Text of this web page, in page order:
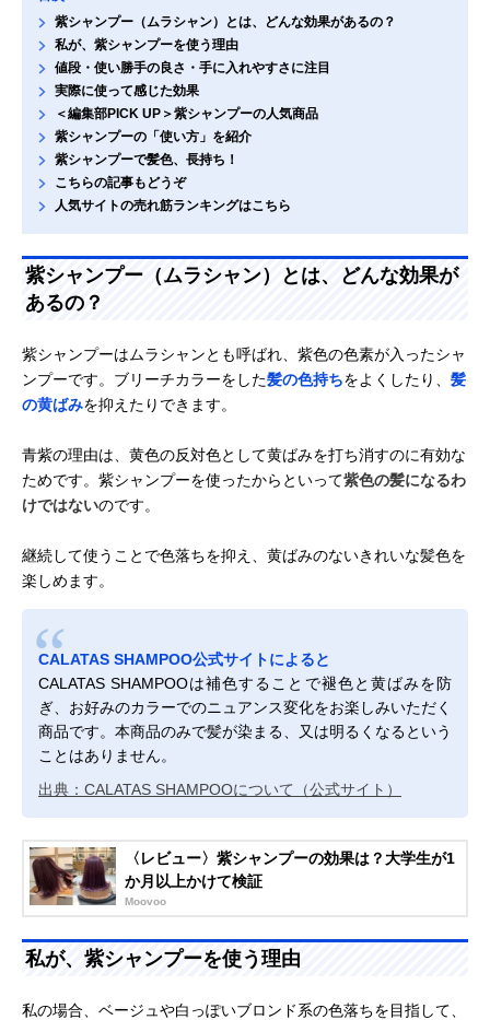
紫シャンプー（ムラシャン）とは、どんな効果があるの？
私が、紫シャンプーを使う理由
値段・使い勝手の良さ・手に入れやすさに注目
実際に使って感じた効果
＜編集部PICK UP＞紫シャンプーの人気商品
紫シャンプーの「使い方」を紹介
紫シャンプーで髪色、長持ち！
こちらの記事もどうぞ
人気サイトの売れ筋ランキングはこちら
紫シャンプー（ムラシャン）とは、どんな効果が
あるの？
紫シャンプーはムラシャンとも呼ばれ、紫色の色素が入ったシャ
ンプーです。ブリーチカラーをした髪の色持ちをよくしたり、 髪
の黄ばみを抑えたりできます。
青紫の理由は、黄色の反対色として黄ばみを打ち消すのに有効な
ためです。紫シャンプーを使ったからといって紫色の髪になるわ
けではないのです。
継続して使うことで色落ちを抑え、黄ばみのないきれいな髪色を
楽しめます。
CALATAS SHAMPOO公式サイトによると
CALATAS SHAMPOOは補色することで褪色と黄ばみを防
ぎ、お好みのカラーでのニュアンス変化をお楽しみいただく
商品です。本商品のみで髪が染まる、又は明るくなるという
ことはありません。
出典：CALATAS SHAMPOOについて（公式サイト）
〈レビュー〉紫シャンプーの効果は？大学生が1
か月以上かけて検証
Moovoo
私が、紫シャンプーを使う理由
私の場合、ベージュや白っぽいブロンド系の色落ちを目指して、